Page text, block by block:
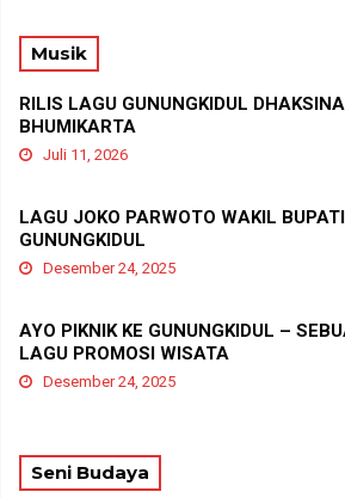
Musik
RILIS LAGU GUNUNGKIDUL
BHUMIKARTA
Juli 11, 2026
LAGU JOKO PARWOTO WAKIL BUPATI
GUNUNGKIDUL
Desember 24, 2025
AYO PIKNIK KE GUNUNGKIDUL –
LAGU PROMOSI WISATA
Desember 24, 2025
Seni Budaya